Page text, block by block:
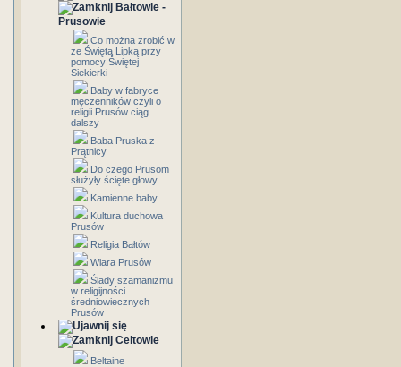
Bałtowie -
Prusowie
Co można zrobić w
ze Świętą Lipką przy
pomocy Świętej
Siekierki
Baby w fabryce
męczenników czyli o
religii Prusów ciąg
dalszy
Baba Pruska z
Prątnicy
Do czego Prusom
służyły ścięte głowy
Kamienne baby
Kultura duchowa
Prusów
Religia Bałtów
Wiara Prusów
Ślady szamanizmu
w religijności
średniowiecznych
Prusów
Celtowie
Beltaine